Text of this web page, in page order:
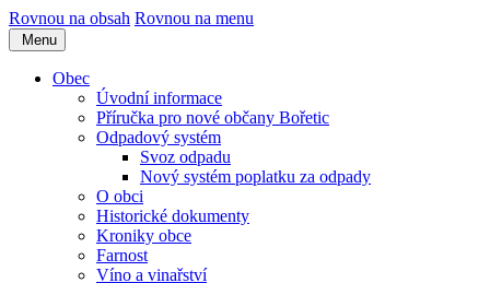
Rovnou na obsah Rovnou na menu
Menu
Obec
Úvodní informace
Příručka pro nové občany Bořetic
Odpadový systém
Svoz odpadu
Nový systém poplatku za odpady
O obci
Historické dokumenty
Kroniky obce
Farnost
Víno a vinařství